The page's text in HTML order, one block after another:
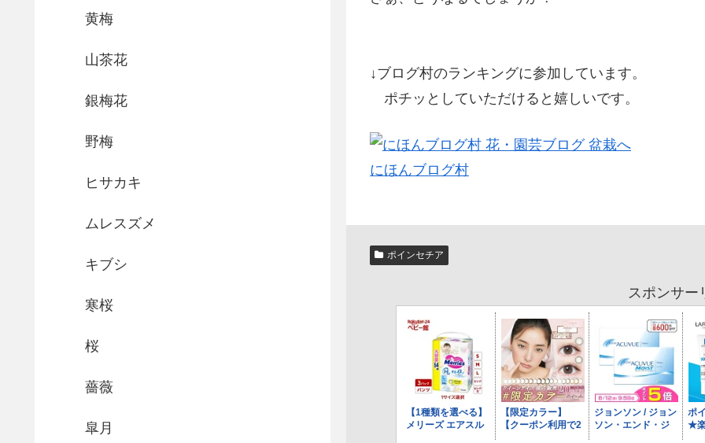
↓ブログ村のランキングに参加しています。
ポチッとしていただけると嬉しいです。
にほんブログ村
ポインセチア
スポンサー
黄梅
山茶花
銀梅花
野梅
ヒサカキ
ムレスズメ
キブシ
寒桜
桜
薔薇
皐月